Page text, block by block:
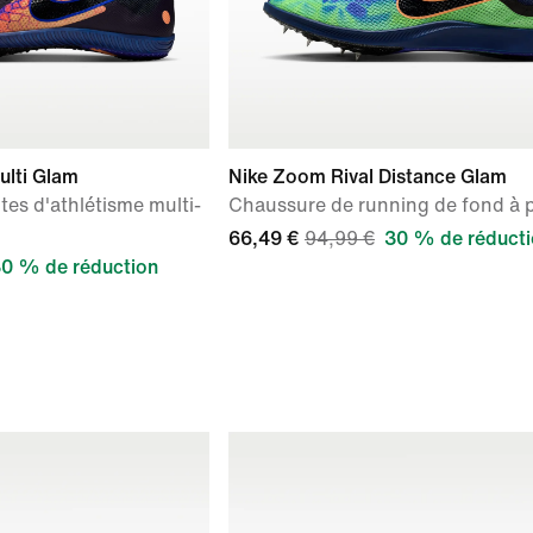
Glam
d'athlétisme multi-
% de réduction
Nike Zoom Rival Distance Glam
Chaussure de running de fond à
66,49 € 94,99 € 30 % de